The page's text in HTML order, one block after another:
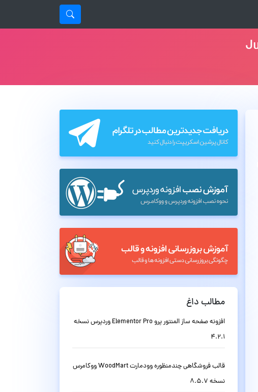
مطالب داغ
افزونه صفحه ساز المنتور پرو Elementor Pro وردپرس نسخه
4.2.1
قالب فروشگاهی چندمنظوره وودمارت WoodMart ووکامرس
نسخه 8.5.7